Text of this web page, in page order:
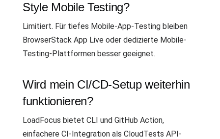
Style Mobile Testing?
Limitiert. Für tiefes Mobile-App-Testing bleiben
BrowserStack App Live oder dedizierte Mobile-
Testing-Plattformen besser geeignet.
Wird mein CI/CD-Setup weiterhin
funktionieren?
LoadFocus bietet CLI und GitHub Action,
einfachere CI-Integration als CloudTests API-